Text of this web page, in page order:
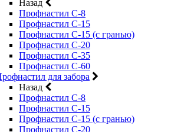
Назад
Профнастил С-8
Профнастил С-15
Профнастил С-15 (с гранью)
Профнастил С-20
Профнастил С-35
Профнастил С-60
для забора
Назад
Профнастил С-8
Профнастил С-15
Профнастил С-15 (с гранью)
Профнастил С-20